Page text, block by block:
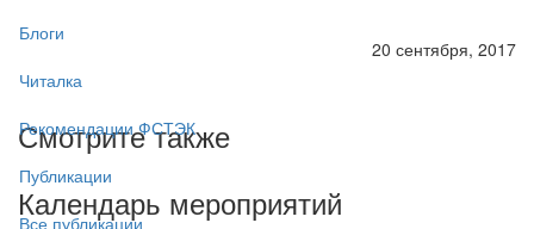
Блоги
Читалка
Рекомендации ФСТЭК
Публикации
Все публикации
20 сентября, 2017
Смотрите также
Календарь мероприятий